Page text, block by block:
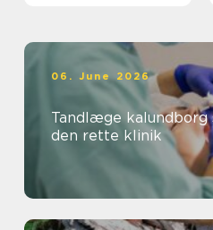
06. June 2026
Tandlæge kalundborg sådan vælger du
den rette klinik